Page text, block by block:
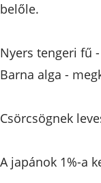
belőle.
Nyers tengeri fű
Barna alga -
Csörcsögnek
A japánok 1%-a